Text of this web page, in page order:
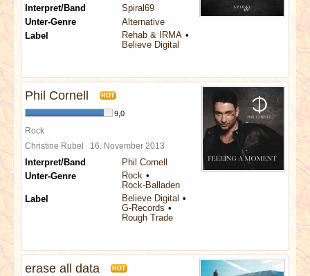
Interpret/Band
Spiral69
Unter-Genre
Alternative
Label
Rehab & IRMA
Believe Digital
Phil Cornell HOT
9,0
Rock
Christine Rubel 16. November 2013
Interpret/Band
Phil Cornell
Unter-Genre
Rock
Rock-Balladen
Label
Believe Digital
G-Records
Rough Trade
erase all data HOT